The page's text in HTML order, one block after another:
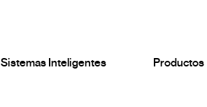
Sistemas Inteligentes Productos